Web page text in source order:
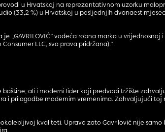
u Hrvatskoj na reprezentativnom uzorku
(33,2 %) u Hrvatskoj u posljednjih dvanaest
vodeća robna marka u
LLC, sva prava pridržana).”
ali i moderni lider koji predvodi tržište
i prilagodbe modernim vremenima. Zahvaljujući toj
kvaliteti. Upravo zato Gavrilović nije samo